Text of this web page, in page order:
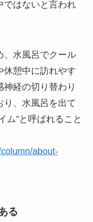
ではないと言われ
、水風呂でクール
休憩中に訪れやす
経の切り替わり
り、水風呂を出て
ム”と呼ばれること
about-
る